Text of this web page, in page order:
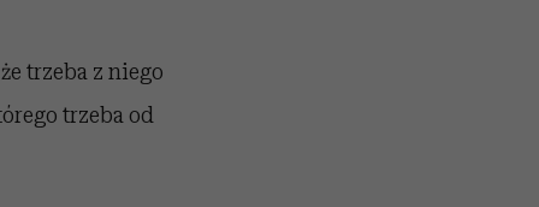
trzeba z niego
trzeba od